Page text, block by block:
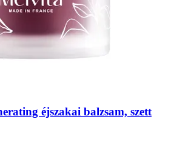
éjszakai balzsam, szett